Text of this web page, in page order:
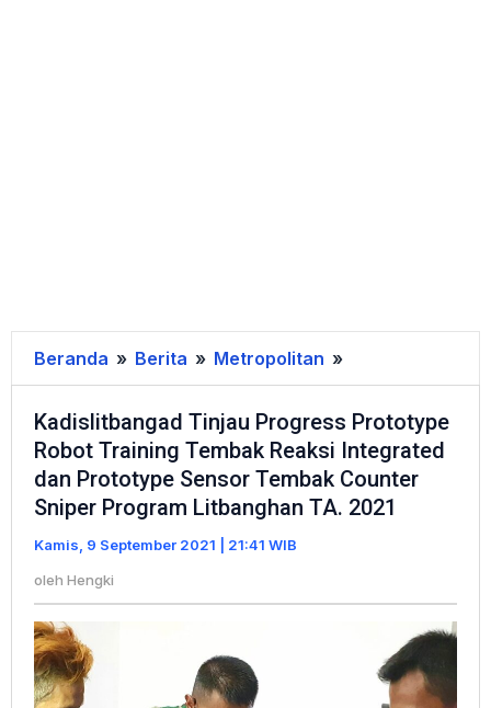
Beranda » Berita » Metropolitan »
Tinjau
Progress
Prototype
Robot
Training
Integrated
Prototype
Sensor
Kadislitbangad Tinjau Progress Prototype
Robot Training Tembak Reaksi Integrated
dan Prototype Sensor Tembak Counter
Sniper Program Litbanghan TA. 2021
Kamis, 9 September 2021 | 21:41 WIB
oleh Hengki